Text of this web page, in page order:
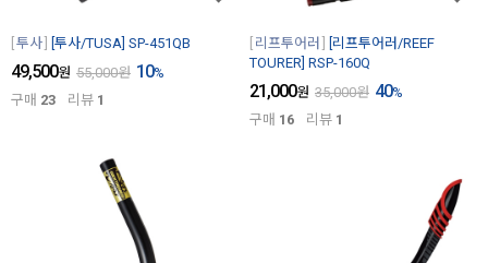
투사 [투사/TUSA] SP-451QB
49,500원 55,000원 10%
구매 23 리뷰 1
리프투어러
[리프투어러/REEF
TOURER] RSP-160Q
21,000원 35,000원 40%
구매 16 리뷰 1